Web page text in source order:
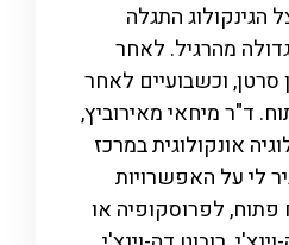
הגינקולוג התגלה
מהרגיל. לאחר
סרטן, וכשבועיים לאחר
ד"ר מיחאי מאירוביץ,
אונקולוגית במרכז
לי על האפשרויות
פתוח, לפרוסקופיה או